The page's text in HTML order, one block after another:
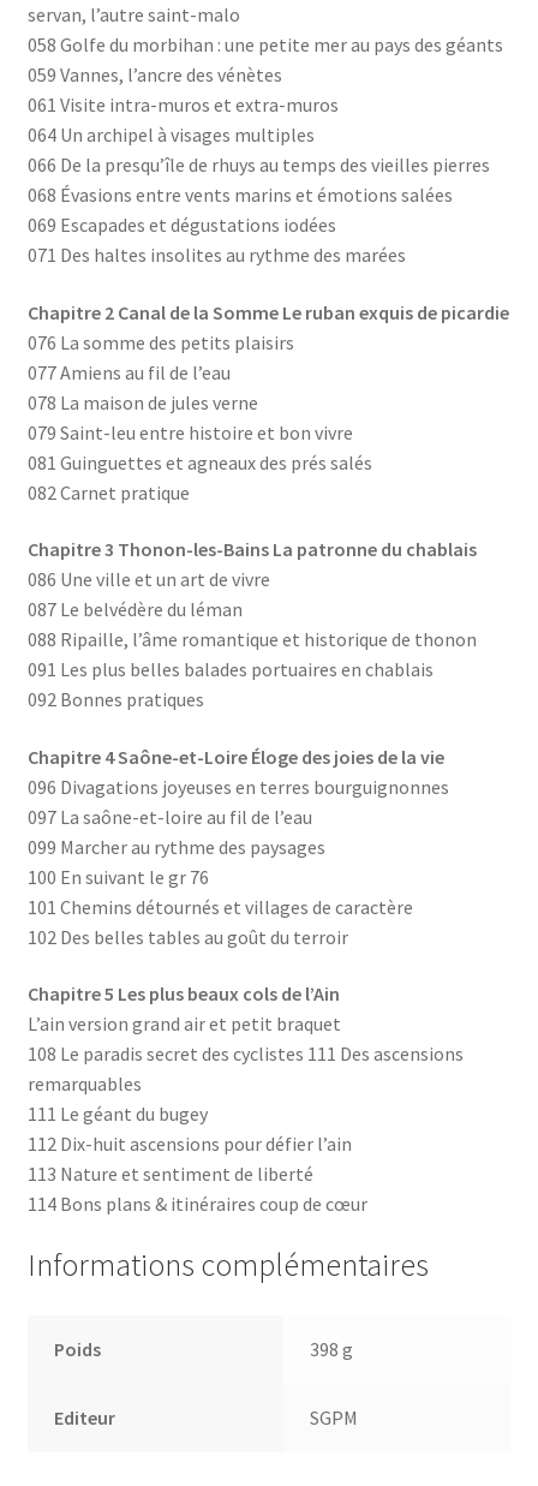
servan, l’autre saint-malo
058 Golfe du morbihan : une petite mer au pays des géants
059 Vannes, l’ancre des vénètes
061 Visite intra-muros et extra-muros
064 Un archipel à visages multiples
066 De la presqu’île de rhuys au temps des vieilles pierres
068 Évasions entre vents marins et émotions salées
069 Escapades et dégustations iodées
071 Des haltes insolites au rythme des marées
Chapitre 2 Canal de la Somme Le ruban exquis de picardie
076 La somme des petits plaisirs
077 Amiens au fil de l’eau
078 La maison de jules verne
079 Saint-leu entre histoire et bon vivre
081 Guinguettes et agneaux des prés salés
082 Carnet pratique
Chapitre 3 Thonon-les-Bains La patronne du chablais
086 Une ville et un art de vivre
087 Le belvédère du léman
088 Ripaille, l’âme romantique et historique de thonon
091 Les plus belles balades portuaires en chablais
092 Bonnes pratiques
Chapitre 4 Saône-et-Loire Éloge des joies de la vie
096 Divagations joyeuses en terres bourguignonnes
097 La saône-et-loire au fil de l’eau
099 Marcher au rythme des paysages
100 En suivant le gr 76
101 Chemins détournés et villages de caractère
102 Des belles tables au goût du terroir
Chapitre 5 Les plus beaux cols de l’Ain
L’ain version grand air et petit braquet
108 Le paradis secret des cyclistes 111 Des ascensions
remarquables
111 Le géant du bugey
112 Dix-huit ascensions pour défier l’ain
113 Nature et sentiment de liberté
114 Bons plans & itinéraires coup de cœur
Informations complémentaires
Poids 398 g
Editeur SGPM